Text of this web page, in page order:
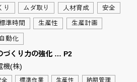
り ムダ取り 人材育成 安全
準時間 生産性 生産計画
自動化
づくり力の強化 … P2
機(株)
全 標準作業 生産性 納期管理